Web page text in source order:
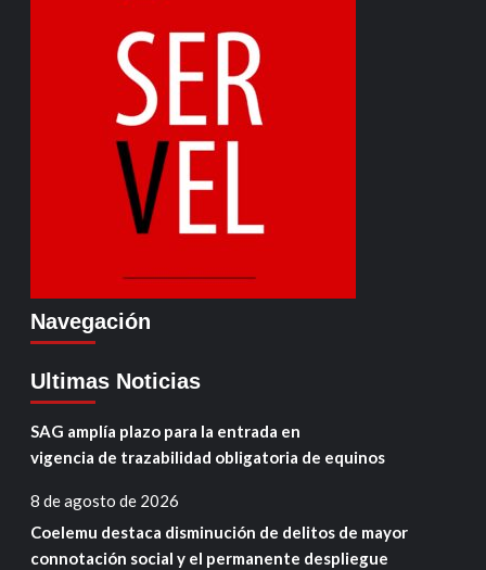
Navegación
Ultimas Noticias
SAG amplía plazo para la entrada en
vigencia de trazabilidad obligatoria de equinos
8 de agosto de 2026
Coelemu destaca disminución de delitos de mayor
connotación social y el permanente despliegue